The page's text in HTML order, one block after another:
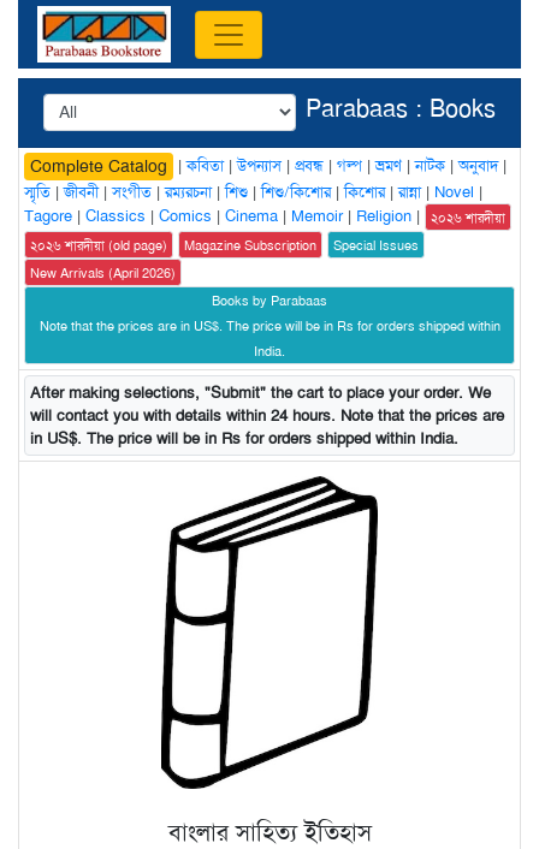
Parabaas : Books
Complete Catalog |কবিতা|উপন্যাস| প্রবন্ধ | গল্প |ভ্রমণ|নাটক |অনুবাদ|
স্মৃতি |জীবনী|সংগীত |রম্যরচনা|শিশু |শিশু/কিশোর|কিশোর|রান্না| Novel |
Tagore | Classics | Comics | Cinema | Memoir| Religion |
২০২৬ শারদীয়া
২০২৬ শারদীয়া (old page)
Magazine Subscription
Special Issues
New Arrivals (April 2026)
Books by Parabaas
Note that the prices are in US$. The price will be in Rs for orders shipped within
India.
After making selections, "Submit" the cart to place your order. We
will contact you with details within 24 hours. Note that the prices are
in US$. The price will be in Rs for orders shipped within India.
বাংলার সাহিত্য ইতিহাস